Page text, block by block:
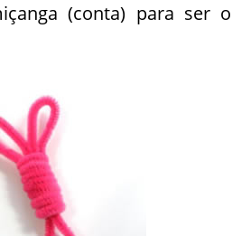
(conta) para ser o